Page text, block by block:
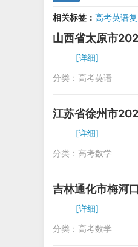
相关标签： 高考英语
山西省太原市
[详细]
分类： 高考英语
江苏省徐州市
[详细]
分类： 高考数学
吉林通化市梅河
[详细]
分类： 高考数学